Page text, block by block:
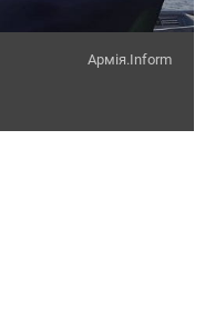
Армія.Inform